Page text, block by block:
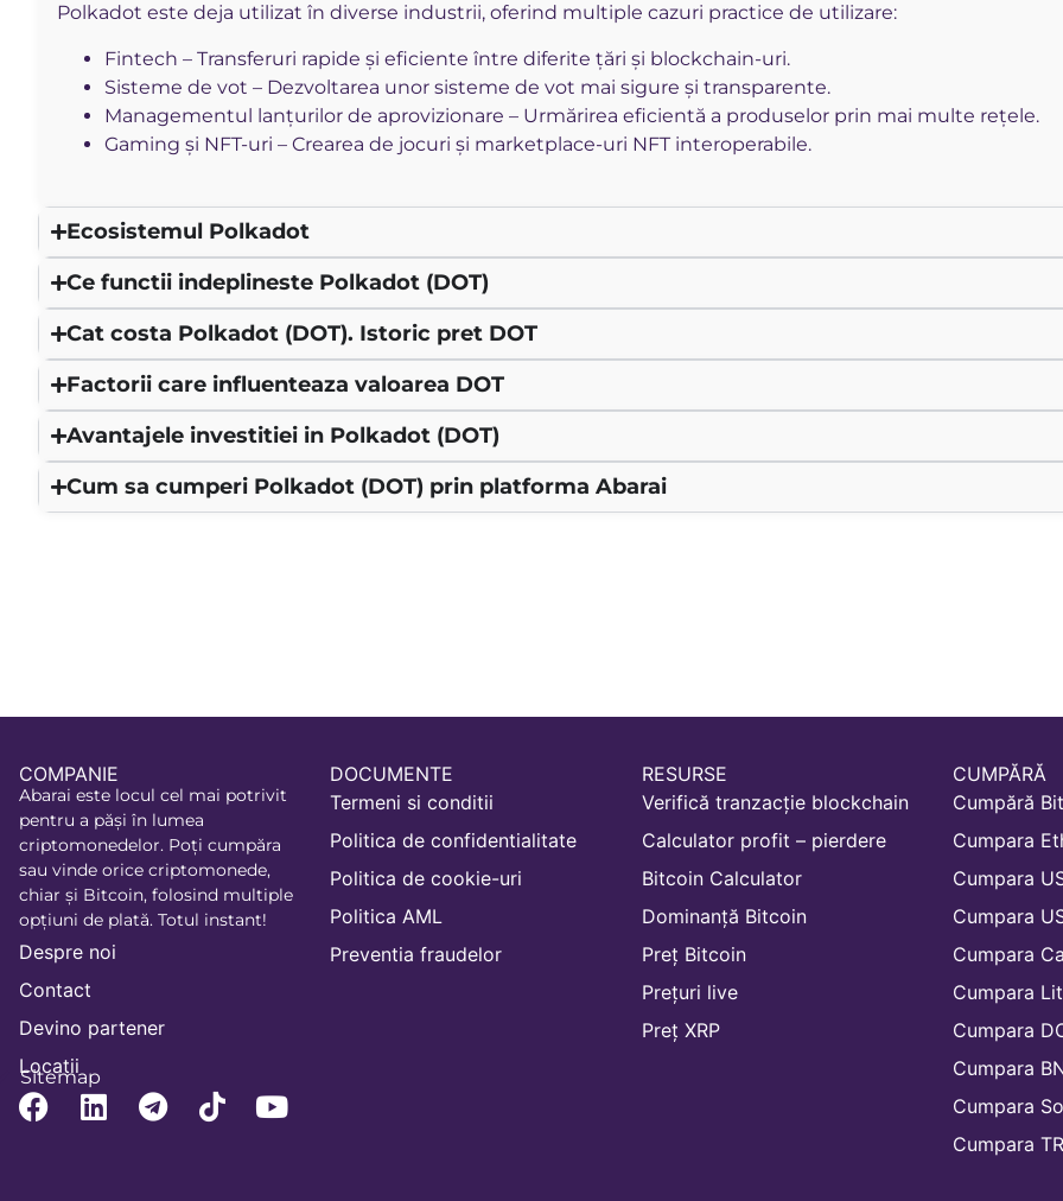
Polkadot este deja utilizat în diverse industrii, oferind multiple cazuri practice de utilizare:
Fintech – Transferuri rapide și eficiente între diferite țări și blockchain-uri.
Sisteme de vot – Dezvoltarea unor sisteme de vot mai sigure și transparente.
Managementul lanțurilor de aprovizionare – Urmărirea eficientă a produselor prin mai multe rețele.
Gaming și NFT-uri – Crearea de jocuri și marketplace-uri NFT interoperabile.
Ecosistemul Polkadot
Ce functii indeplineste Polkadot (DOT)
Cat costa Polkadot (DOT). Istoric pret DOT
Factorii care influenteaza valoarea DOT
Avantajele investitiei in Polkadot (DOT)
Cum sa cumperi Polkadot (DOT) prin platforma Abarai
COMPANIE
Abarai este locul cel mai potrivit
pentru a păși în lumea
criptomonedelor. Poți cumpăra
sau vinde orice criptomonede,
chiar și Bitcoin, folosind multiple
opțiuni de plată. Totul instant!
Despre noi
Contact
Devino partener
Locatii
Sitemap
DOCUMENTE
Termeni si conditii
Politica de confidentialitate
Politica de cookie-uri
Politica AML
Preventia fraudelor
RESURSE
Verifică tranzacție blockchain
Calculator profit – pierdere
Bitcoin Calculator
Dominanță Bitcoin
Preț Bitcoin
Prețuri live
Preț XRP
CUMPĂRĂ
Cumpără
Cumpara
Cumpara
Cumpara
Cumpara
Cumpara
Cumpara
Cumpara
Cumpara
Cumpara